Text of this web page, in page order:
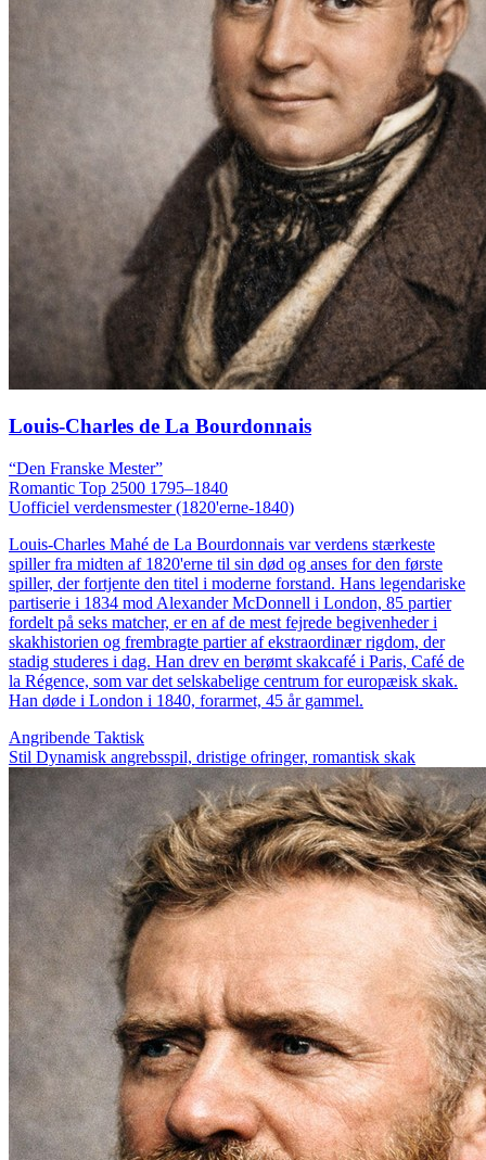
Louis-Charles de La Bourdonnais
“Den Franske Mester”
Romantic Top 2500 1795–1840
Uofficiel verdensmester (1820'erne-1840)
Louis-Charles Mahé de La Bourdonnais var verdens stærkeste
spiller fra midten af 1820'erne til sin død og anses for den første
spiller, der fortjente den titel i moderne forstand. Hans legendariske
partiserie i 1834 mod Alexander McDonnell i London, 85 partier
fordelt på seks matcher, er en af de mest fejrede begivenheder i
skakhistorien og frembragte partier af ekstraordinær rigdom, der
stadig studeres i dag. Han drev en berømt skakcafé i Paris, Café de
la Régence, som var det selskabelige centrum for europæisk skak.
Han døde i London i 1840, forarmet, 45 år gammel.
Angribende Taktisk
Stil Dynamisk angrebsspil, dristige ofringer, romantisk skak